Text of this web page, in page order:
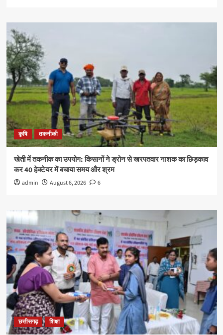
कृषि तकनीकी
खेती में तकनीक का उपयोग: किसानों ने ड्रोन से खरपतवार नाशक का छिड़काव
कर 40 हेक्टेयर में बचाया समय और श्रम
admin August 6, 2026 6
छत्तीसगढ़ शिक्षा